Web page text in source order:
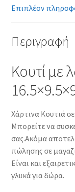
Επιπλέον
Περιγραφή
Κουτί με
Χάρτινα Κουτιά
Μπορείτε να
σας.Ακόμα
πώλησης σε
Είναι και
γλυκά για δώρα.